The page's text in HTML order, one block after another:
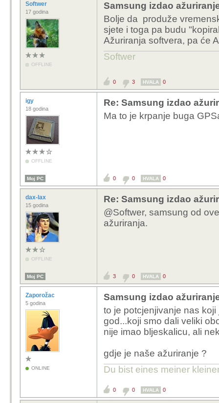
Softwer
17 godina
OFFLINE
Samsung izdao
Bolje da produže
sjete i toga pa budu
Ažuriranja softvera, pa će
Softwer
0 3 HVALA 0
igy
18 godina
OFFLINE
Re: Samsung izdao
Ma to je krpanje buga
Moj PC 0 0 HVALA 0
dax-lax
15 godina
OFFLINE
Re: Samsung izdao
@Softwer, samsung od
ažuriranja.
Moj PC 3 0 HVALA 0
Zaporožac
5 godina
ONLINE
Samsung izdao
to je potcjenjivanje nas
god...koji smo dali veliki
nije imao bljeskalicu, ali
gdje je naše ažuriranje ?
Du bist eines meiner
0 0 HVALA 0